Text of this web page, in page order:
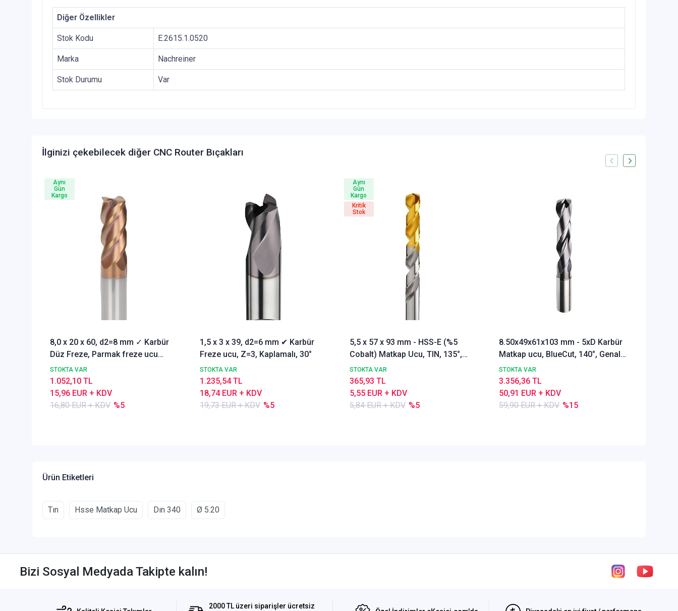
Diğer Özellikler
Stok Kodu E.2615.1.0520
Marka Nachreiner
Stok Durumu Var
İlginizi çekebilecek diğer CNC Router Bıçakları
8,0 x 20 x 60, d2=8 mm ✓ Karbür
Düz Freze, Parmak freze ucu
Z=4,TiSiN Kaplamalı
STOKTA VAR
16,80 EUR + KDV %5
15,96 EUR + KDV
1.052,10 TL
Aynı
Gün
Kargo
1,5 x 3 x 39, d2=6 mm ✔ Karbür
Freze ucu, Z=3, Kaplamalı, 30°
STOKTA VAR
19,73 EUR + KDV %5
18,74 EUR + KDV
1.235,54 TL
5,5 x 57 x 93 mm - HSS-E (%5
Cobalt) Matkap Ucu, TIN, 135°,
DIN338 Delik Delme ucu,
Nachreiner
STOKTA VAR
5,84 EUR + KDV %5
5,55 EUR + KDV
365,93 TL
Aynı
Gün
Kargo
Kritik
Stok
8.50x49x61x103 mm - 5xD Karbür
Matkap ucu, BlueCut, 140°, Genal
amaçlı
STOKTA VAR
59,90 EUR + KDV %15
50,91 EUR + KDV
3.356,36 TL
Ürün Etiketleri
Tın Hsse Matkap Ucu Dın 340 Ø 5.20
Bizi Sosyal Medyada Takipte kalın!
2000 TL üzeri siparişler ücretsiz